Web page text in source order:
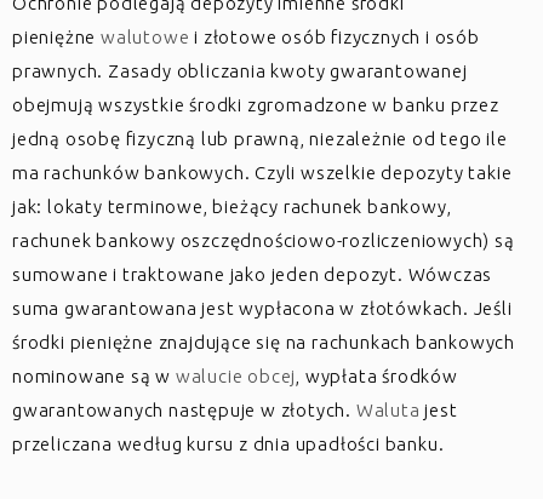
pieniężne walutowe i złotowe osób fizycznych i osób
prawnych. Zasady obliczania kwoty gwarantowanej
obejmują wszystkie środki zgromadzone w banku przez
jedną osobę fizyczną lub prawną, niezależnie od tego ile
ma rachunków bankowych. Czyli wszelkie depozyty takie
jak: lokaty terminowe, bieżący rachunek bankowy,
rachunek bankowy oszczędnościowo-rozliczeniowych) są
sumowane i traktowane jako jeden depozyt. Wówczas
suma gwarantowana jest wypłacona w złotówkach. Jeśli
środki pieniężne znajdujące się na rachunkach bankowych
nominowane są w walucie obcej , wypłata środków
gwarantowanych następuje w złotych. Waluta jest
przeliczana według kursu z dnia upadłości banku.